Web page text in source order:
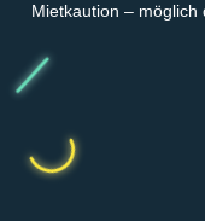
Mietkaution –